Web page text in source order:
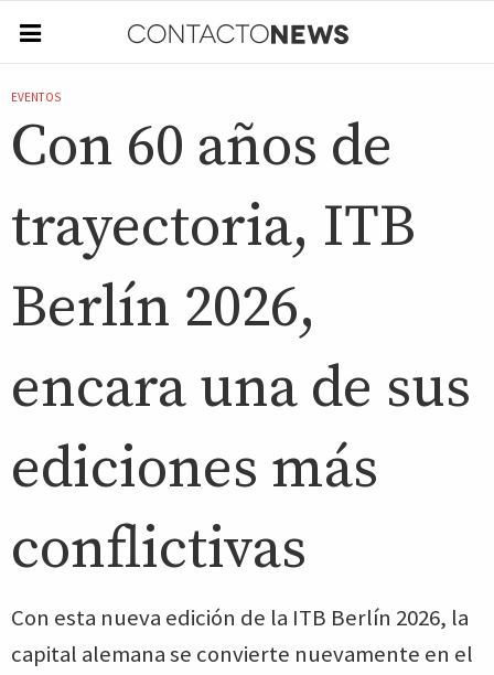
EVENTOS
Con 60 años de
trayectoria, ITB
Berlín 2026,
encara una de sus
ediciones más
conflictivas
Con esta nueva edición de la ITB Berlín 2026, la
capital alemana se convierte nuevamente en el